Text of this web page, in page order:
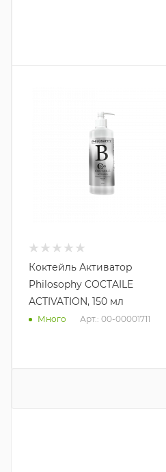
Коктейль Активатор
Philosophy COCTAILE
ACTIVATION, 150 мл
Много Арт.: 00-00001711